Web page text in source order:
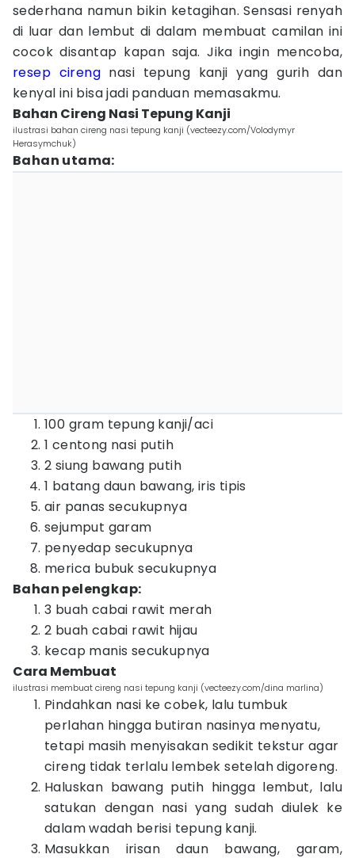
sederhana namun bikin ketagihan. Sensasi renyah
di luar dan lembut di dalam membuat camilan ini
cocok disantap kapan saja. Jika ingin mencoba,
resep cirengnasi tepung kanji yang gurih dan
kenyal ini bisa jadi panduan memasakmu.
Bahan Cireng Nasi Tepung Kanji
ilustrasi bahan cireng nasi tepung kanji (vecteezy.com/Volodymyr
Herasymchuk)
Bahan utama:
100 gram tepung kanji/aci
1 centong nasi putih
2 siung bawang putih
1 batang daun bawang, iris tipis
air panas secukupnya
sejumput garam
penyedap secukupnya
merica bubuk secukupnya
Bahan pelengkap:
3 buah cabai rawit merah
2 buah cabai rawit hijau
kecap manis secukupnya
Cara Membuat
ilustrasi membuat cireng nasi tepung kanji (vecteezy.com/dina marlina)
Pindahkan nasi ke cobek, lalu tumbuk
perlahan hingga butiran nasinya menyatu,
tetapi masih menyisakan sedikit tekstur agar
cireng tidak terlalu lembek setelah digoreng.
Haluskan bawang putih hingga lembut, lalu
satukan dengan nasi yang sudah diulek ke
dalam wadah berisi tepung kanji.
Masukkan irisan daun bawang, garam,